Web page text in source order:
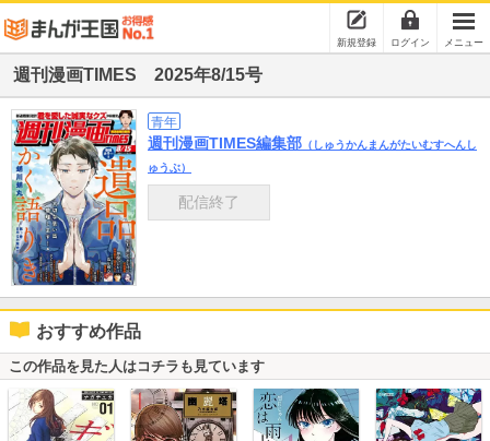
新規登録 ログイン メニュー
週刊漫画TIMES 2025年8/15号
青年
週刊漫画TIMES編集部 （しゅうかんまんがたいむすへんし
ゅうぶ）
配信終了
おすすめ作品
この作品を見た人はコチラも見ています